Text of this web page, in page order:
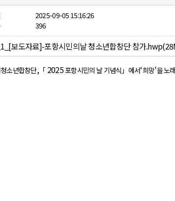
2025-09-05 15:16:26
396
보도자료]-포항시민의날 청소년합창단 참가
소년합창단,「 2025포항시민의 날 기념식」에서‘희망'을 노